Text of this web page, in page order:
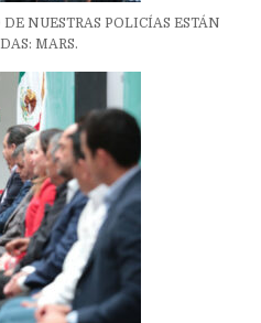
NUESTRAS POLICÍAS ESTÁN
MARS.